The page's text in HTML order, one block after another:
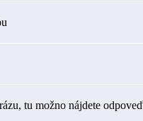
tu možno nájdete odpoveď